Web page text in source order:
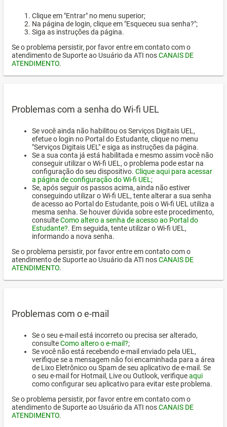
Clique em "Entrar" no menu superior;
Na página de login, clique em "Esqueceu sua senha?";
Siga as instruções da página.
Se o problema persistir, por favor entre em contato com o
atendimento de Suporte ao Usuário da ATI nosCANAIS DE
ATENDIMENTO.
Problemas com a senha do Wi-fi UEL
Se você ainda não habilitou os Serviços Digitais UEL,
efetue o login no Portal do Estudante, clique no menu
"Serviços Digitais UEL" e siga as instruções da página.
Se a sua conta já está habilitada e mesmo assim você não
conseguir utilizar o Wi-fi UEL, o problema pode estar na
configuração do seu dispositivo. Clique aqui para acessar
a página de configuração do Wi-fi UEL ;
Se, após seguir os passos acima, ainda não estiver
conseguindo utilizar o Wi-fi UEL, tente alterar a sua senha
de acesso ao Portal do Estudante, pois o Wi-fi UEL utiliza a
mesma senha. Se houver dúvida sobre este procedimento,
consulteComo altero a senha de acesso ao Portal do
Estudante?. Em seguida, tente utilizar o Wi-fi UEL,
informando a nova senha.
Se o problema persistir, por favor entre em contato com o
atendimento de Suporte ao Usuário da ATI nosCANAIS DE
ATENDIMENTO.
Problemas com o e-mail
Se o seu e-mail está incorreto ou precisa ser alterado,
consulteComo altero o e-mail?;
Se você não está recebendo e-mail enviado pela UEL,
verifique se a mensagem não foi encaminhada para a área
de Lixo Eletrônico ou Spam de seu aplicativo de e-mail. Se
o seu e-mail for Hotmail, Live ou Outlook, verifiqueaqui
como configurar seu aplicativo para evitar este problema.
Se o problema persistir, por favor entre em contato com o
atendimento de Suporte ao Usuário da ATI nosCANAIS DE
ATENDIMENTO.